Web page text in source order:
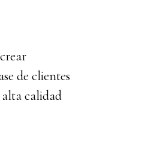
de clientes
alta calidad